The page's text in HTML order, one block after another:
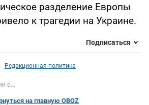
разделение Европы
к трагедии на Украине.
Подписаться
Редакционная политика
о...
на главную OBOZ